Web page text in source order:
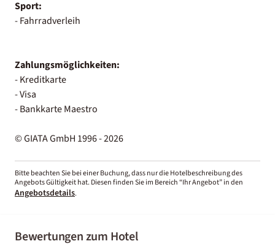
Sport:
- Fahrradverleih
Zahlungsmöglichkeiten:
- Kreditkarte
- Visa
- Bankkarte Maestro
© GIATA GmbH 1996 - 2026
Bitte beachten Sie bei einer Buchung, dass nur die Hotelbeschreibung des
Angebots Gültigkeit hat. Diesen finden Sie im Bereich “Ihr Angebot” in den
Angebotsdetails.
Bewertungen zum Hotel